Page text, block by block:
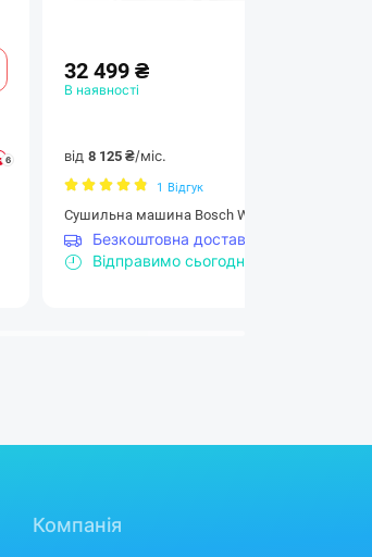
6
32 499 ₴
В наявності
від 8 125 ₴/міс.
1 Відгук
Сушильна машина Bosch WTH85206UA
Безкоштовна доставка
Відправимо сьогодні
Компанія